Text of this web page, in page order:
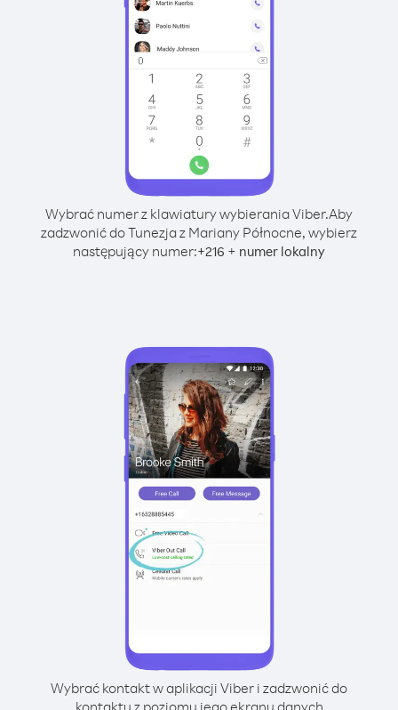
Wybrać numer z klawiatury wybierania Viber.Aby
zadzwonić do Tunezja z Mariany Północne, wybierz
następujący numer:+216 + numer lokalny
Wybrać kontakt w aplikacji Viber i zadzwonić do
kontaktu z poziomu jego ekranu danych